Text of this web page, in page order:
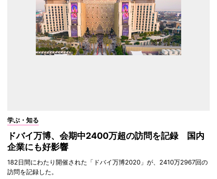
学ぶ・知る
ドバイ万博、会期中2400万超の訪問を記録 国内
企業にも好影響
182日間にわたり開催された「ドバイ万博2020」が、2410万2967回の
訪問を記録した。